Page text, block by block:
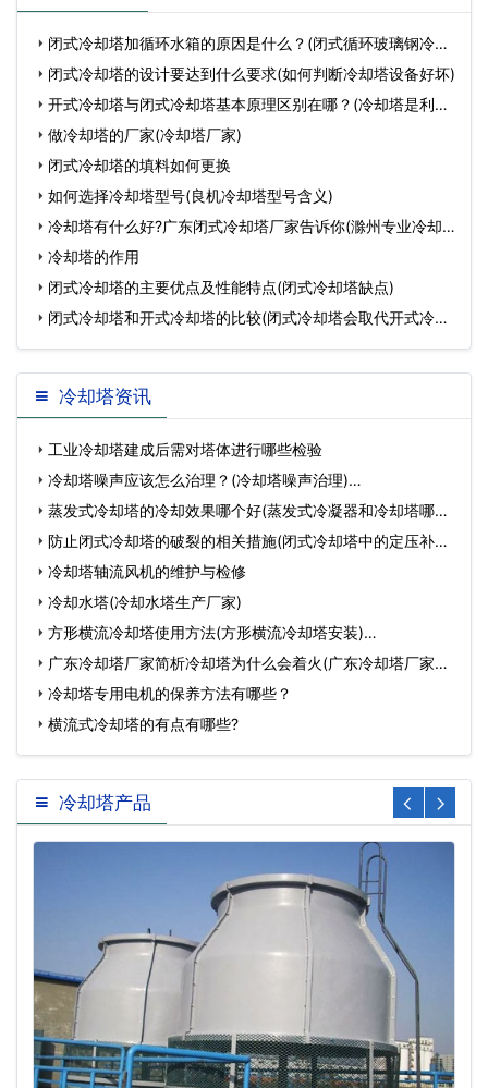
其防冻措施(闭式冷却塔的…
闭式冷却塔加循环水箱的原因是什么？(闭式循环玻璃钢冷却
塔厂闭式冷却塔的设计要达到什么要求(如何判断冷却塔设备好坏)
开式冷却塔与闭式冷却塔基本原理区别在哪？(冷却塔是利用
什么
做冷却塔的厂家(冷却塔厂家)
闭式冷却塔的填料如何更换
如何选择冷却塔型号(良机冷却塔型号含义)
冷却塔有什么好?广东闭式冷却塔厂家告诉你(滁州专业冷却
塔 冷却塔的作用
闭式冷却塔的主要优点及性能特点(闭式冷却塔缺点)
闭式冷却塔和开式冷却塔的比较(闭式冷却塔会取代开式冷却
塔
冷却塔资讯
工业冷却塔建成后需对塔体进行哪些检验
冷却塔噪声应该怎么治理？(冷却塔噪声治理)…
蒸发式冷却塔的冷却效果哪个好(蒸发式冷凝器和冷却塔哪个
好…防止闭式冷却塔的破裂的相关措施(闭式冷却塔中的定压补水)
… 冷却塔轴流风机的维护与检修
冷却水塔(冷却水塔生产厂家)
方形横流冷却塔使用方法(方形横流冷却塔安装)…
广东冷却塔厂家简析冷却塔为什么会着火(广东冷却塔厂家有
哪…冷却塔专用电机的保养方法有哪些？
横流式冷却塔的有点有哪些?
冷却塔产品